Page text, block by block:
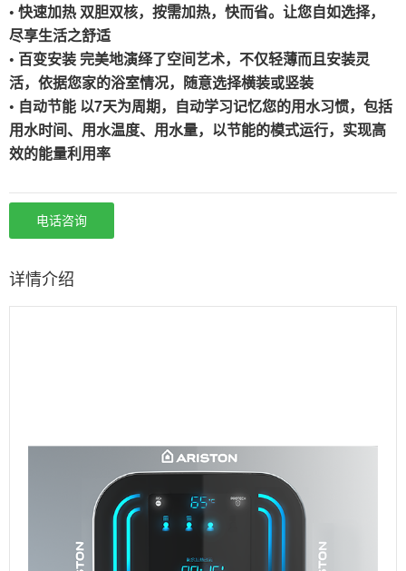
• 快速加热 双胆双核，按需加热，快而省。让您自如选择，
尽享生活之舒适
• 百变安装 完美地演绎了空间艺术，不仅轻薄而且安装灵
活，依据您家的浴室情况，随意选择横装或竖装
• 自动节能 以7天为周期，自动学习记忆您的用水习惯，包括
用水时间、用水温度、用水量，以节能的模式运行，实现高
效的能量利用率
电话咨询
详情介绍